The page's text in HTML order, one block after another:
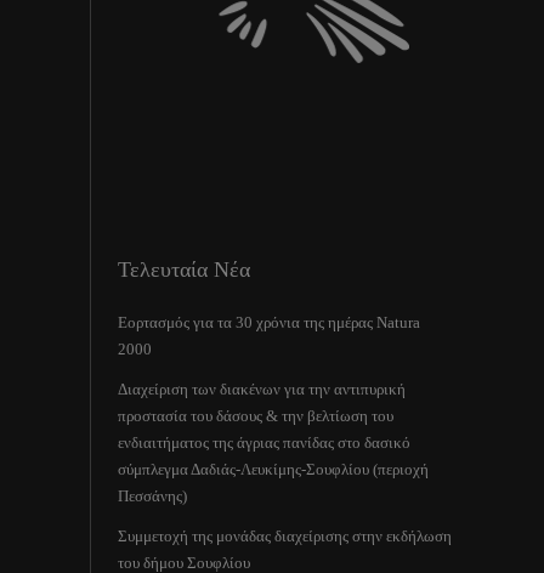
Τελευταία Νέα
Εορτασμός για τα 30 χρόνια της ημέρας Natura
2000
Διαχείριση των διακένων για την αντιπυρική
προστασία του δάσους & την βελτίωση του
ενδιαιτήματος της άγριας πανίδας στο δασικό
σύμπλεγμα Δαδιάς-Λευκίμης-Σουφλίου (περιοχή
Πεσσάνης)
Συμμετοχή της μονάδας διαχείρισης στην εκδήλωση
του δήμου Σουφλίου